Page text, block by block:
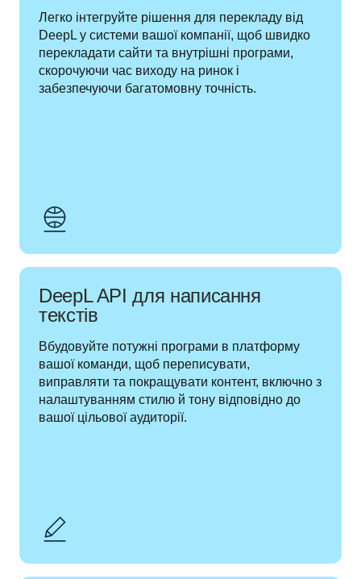
Легко інтегруйте рішення для перекладу від
DeepL у системи вашої компанії, щоб швидко
перекладати сайти та внутрішні програми,
скорочуючи час виходу на ринок і
забезпечуючи багатомовну точність.
DeepL API для написання
текстів
Вбудовуйте потужні програми в платформу
вашої команди, щоб переписувати,
виправляти та покращувати контент, включно з
налаштуванням стилю й тону відповідно до
вашої цільової аудиторії.